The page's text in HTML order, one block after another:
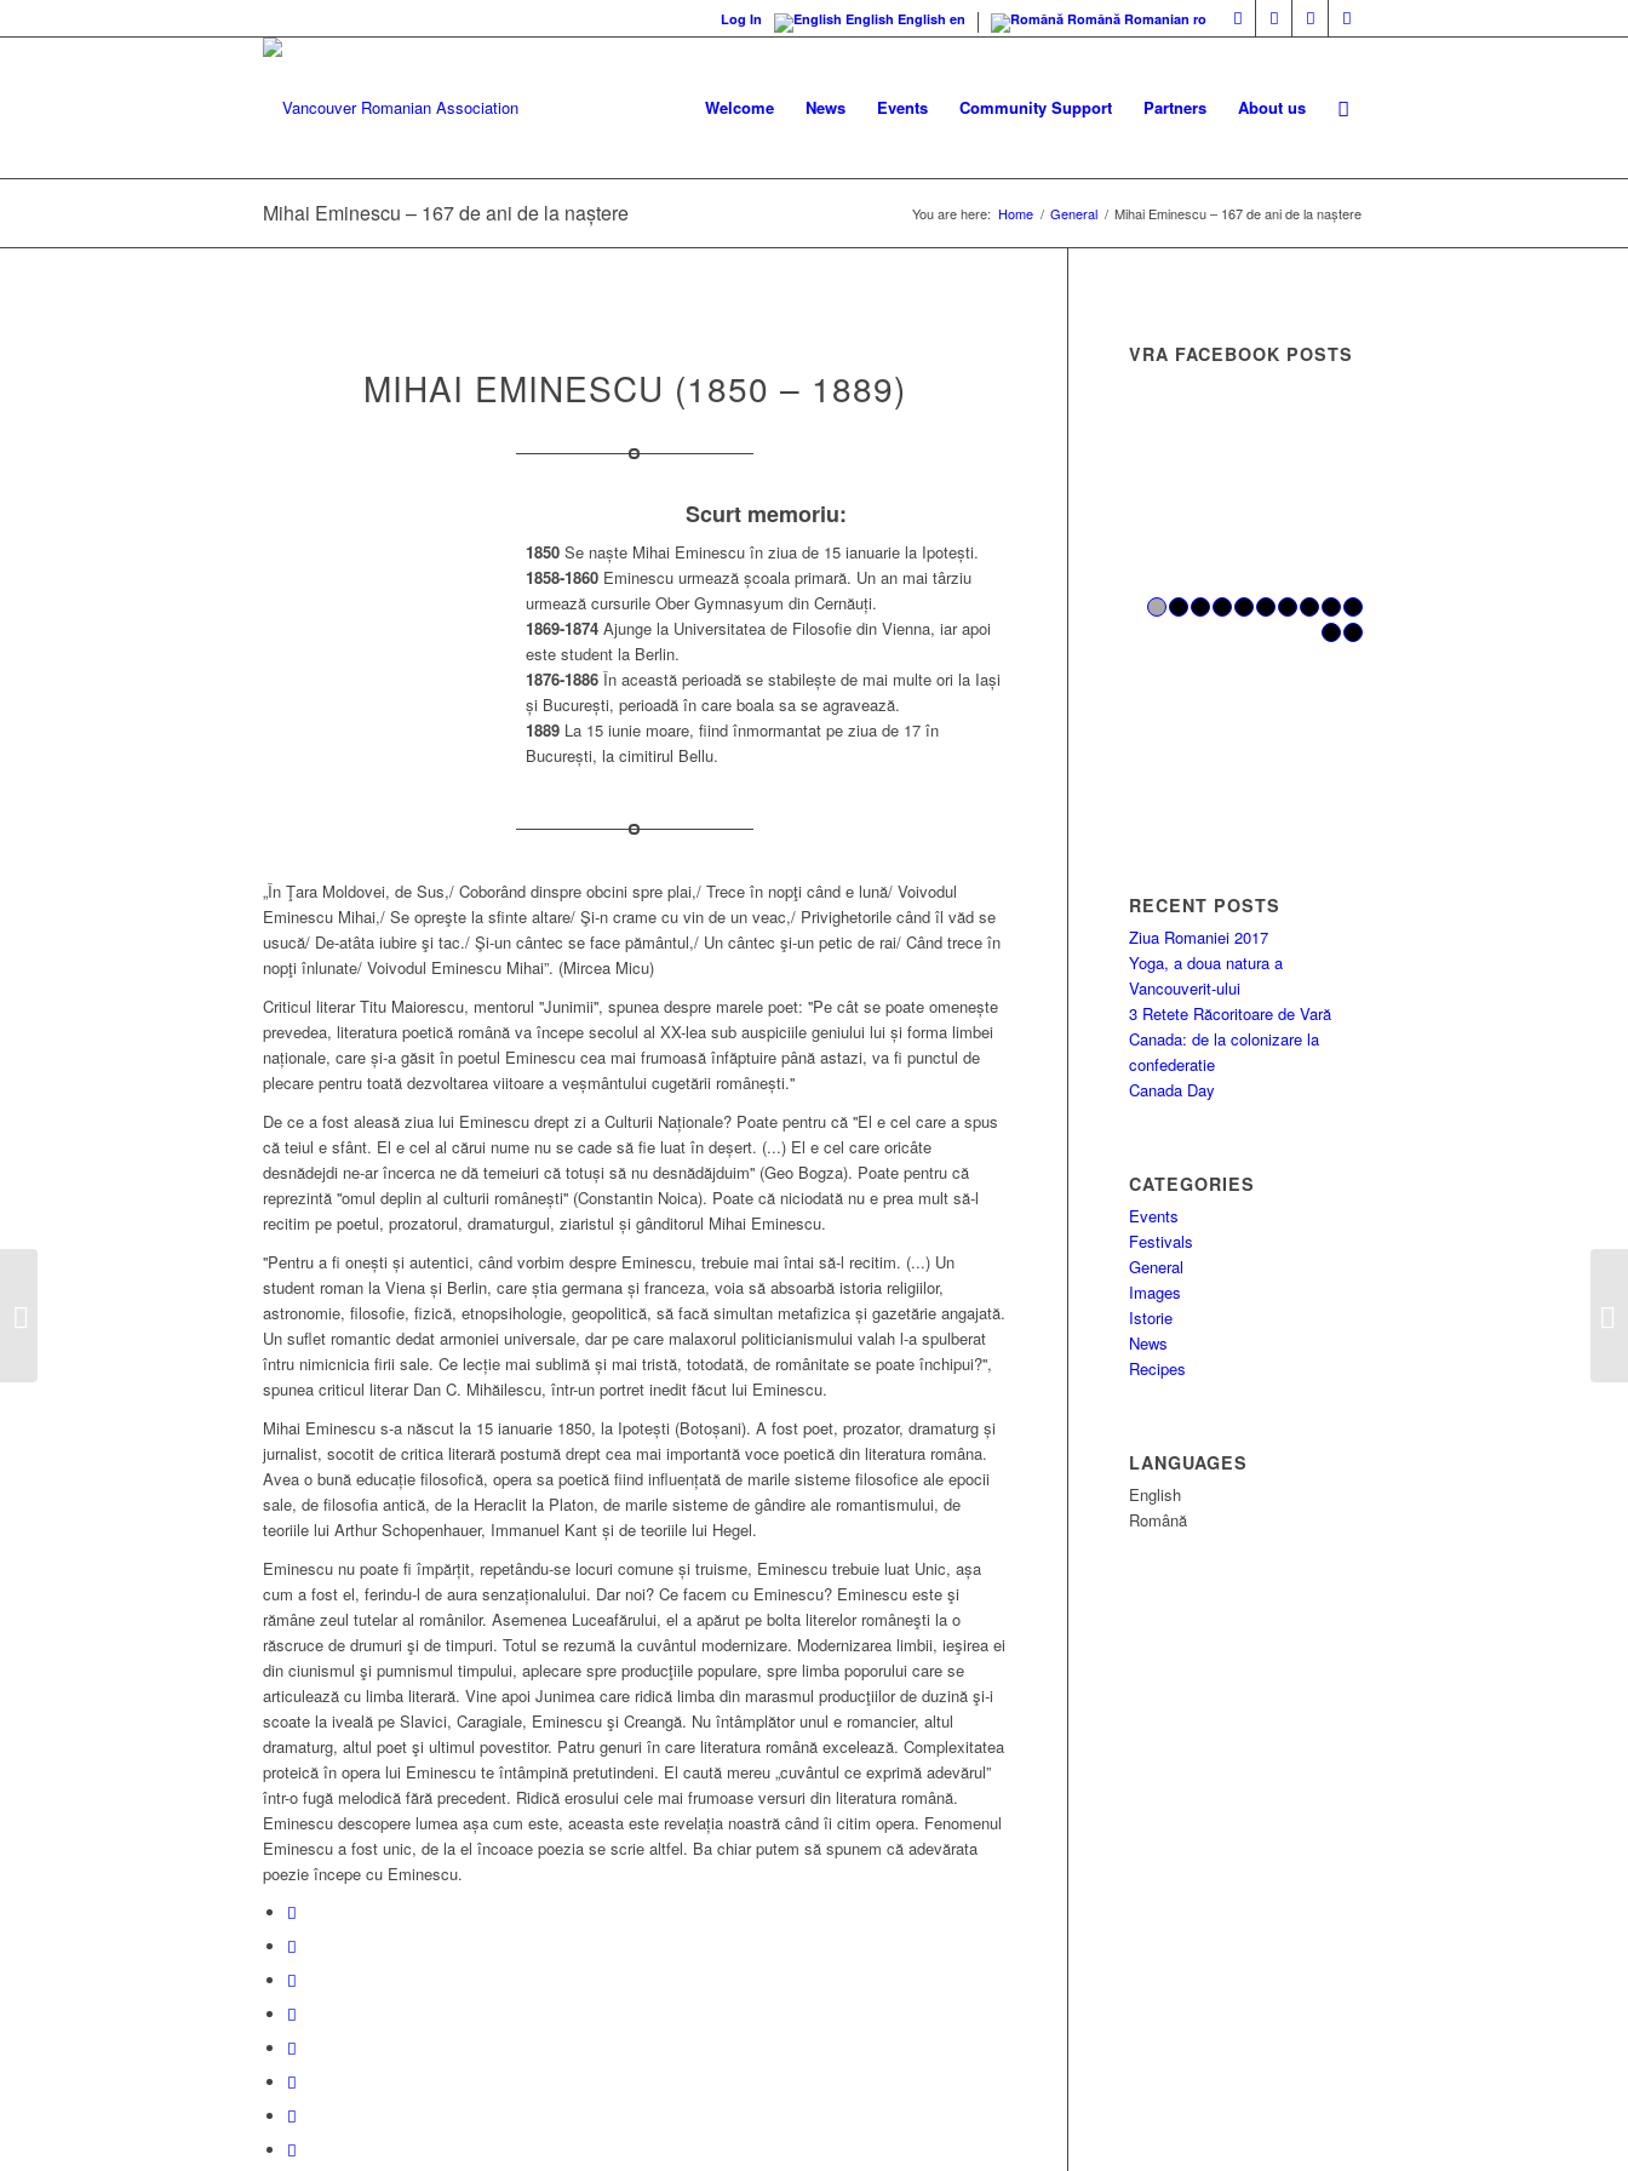
Log In English English en Română Romanian ro
Welcome News Events Community Support Partners About us
Mihai Eminescu – 167 de ani de la naștere You are here: Home / General / Mihai Eminescu – 167 de ani de la naștere
MIHAI EMINESCU (1850 – 1889)
Scurt memoriu:
1850 Se naște Mihai Eminescu în ziua de 15 ianuarie la Ipotești.
1858-1860 Eminescu urmează școala primară. Un an mai târziu
urmează cursurile Ober Gymnasyum din Cernăuți.
1869-1874 Ajunge la Universitatea de Filosofie din Vienna, iar apoi
este student la Berlin.
1876-1886 În această perioadă se stabilește de mai multe ori la Iași
și București, perioadă în care boala sa se agravează.
1889 La 15 iunie moare, fiind înmormantat pe ziua de 17 în
București, la cimitirul Bellu.
„În Ţara Moldovei, de Sus,/ Coborând dinspre obcini spre plai,/ Trece în nopţi când e lună/ Voivodul
Eminescu Mihai,/ Se opreşte la sfinte altare/ Şi-n crame cu vin de un veac,/ Privighetorile când îl văd se
usucă/ De-atâta iubire şi tac./ Şi-un cântec se face pământul,/ Un cântec şi-un petic de rai/ Când trece în
nopţi înlunate/ Voivodul Eminescu Mihai”. (Mircea Micu)
Criticul literar Titu Maiorescu, mentorul ''Junimii'', spunea despre marele poet: ''Pe cât se poate omenește
prevedea, literatura poetică română va începe secolul al XX-lea sub auspiciile geniului lui și forma limbei
naționale, care și-a găsit în poetul Eminescu cea mai frumoasă înfăptuire până astazi, va fi punctul de
plecare pentru toată dezvoltarea viitoare a veșmântului cugetării românești.''
De ce a fost aleasă ziua lui Eminescu drept zi a Culturii Naționale? Poate pentru că ''El e cel care a spus
că teiul e sfânt. El e cel al cărui nume nu se cade să fie luat în deșert. (...) El e cel care oricâte
desnădejdi ne-ar încerca ne dă temeiuri că totuși să nu desnădăjduim'' (Geo Bogza). Poate pentru că
reprezintă ''omul deplin al culturii românești'' (Constantin Noica). Poate că niciodată nu e prea mult să-l
recitim pe poetul, prozatorul, dramaturgul, ziaristul și gânditorul Mihai Eminescu.
''Pentru a fi onești și autentici, când vorbim despre Eminescu, trebuie mai întai să-l recitim. (...) Un
student roman la Viena și Berlin, care știa germana și franceza, voia să absoarbă istoria religiilor,
astronomie, filosofie, fizică, etnopsihologie, geopolitică, să facă simultan metafizica și gazetărie angajată.
Un suflet romantic dedat armoniei universale, dar pe care malaxorul politicianismului valah l-a spulberat
întru nimicnicia firii sale. Ce lecție mai sublimă și mai tristă, totodată, de românitate se poate închipui?'',
spunea criticul literar Dan C. Mihăilescu, într-un portret inedit făcut lui Eminescu.
Mihai Eminescu s-a născut la 15 ianuarie 1850, la Ipotești (Botoșani). A fost poet, prozator, dramaturg și
jurnalist, socotit de critica literară postumă drept cea mai importantă voce poetică din literatura româna.
Avea o bună educație filosofică, opera sa poetică fiind influențată de marile sisteme filosofice ale epocii
sale, de filosofia antică, de la Heraclit la Platon, de marile sisteme de gândire ale romantismului, de
teoriile lui Arthur Schopenhauer, Immanuel Kant și de teoriile lui Hegel.
Eminescu nu poate fi împărțit, repetându-se locuri comune și truisme, Eminescu trebuie luat Unic, așa
cum a fost el, ferindu-l de aura senzaționalului. Dar noi? Ce facem cu Eminescu? Eminescu este şi
rămâne zeul tutelar al românilor. Asemenea Luceafărului, el a apărut pe bolta literelor româneşti la o
răscruce de drumuri şi de timpuri. Totul se rezumă la cuvântul modernizare. Modernizarea limbii, ieşirea ei
din ciunismul şi pumnismul timpului, aplecare spre producţiile populare, spre limba poporului care se
articulează cu limba literară. Vine apoi Junimea care ridică limba din marasmul producţiilor de duzină şi-i
scoate la iveală pe Slavici, Caragiale, Eminescu şi Creangă. Nu întâmplător unul e romancier, altul
dramaturg, altul poet şi ultimul povestitor. Patru genuri în care literatura română excelează. Complexitatea
proteică în opera lui Eminescu te întâmpină pretutindeni. El caută mereu „cuvântul ce exprimă adevărul”
într-o fugă melodică fără precedent. Ridică erosului cele mai frumoase versuri din literatura română.
Eminescu descopere lumea așa cum este, aceasta este revelația noastră când îi citim opera. Fenomenul
Eminescu a fost unic, de la el încoace poezia se scrie altfel. Ba chiar putem să spunem că adevărata
poezie începe cu Eminescu.
VRA FACEBOOK POSTS
1 2 3 4
RECENT POSTS
Ziua Romaniei 2017
Yoga, a doua natura a
Vancouverit-ului
3 Retete Răcoritoare de Vară
Canada: de la colonizare la
confederatie
Canada Day
CATEGORIES
Events
Festivals
General
Images
Istorie
News
Recipes
LANGUAGES
English
Română